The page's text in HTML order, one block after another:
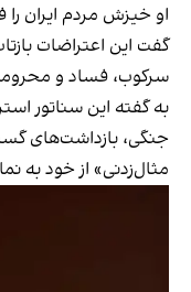
او خیزش مردم ایران
گفت این اعتراضات
سرکوب، فساد و
به گفته این سناتور
جنگی، بازداشت‌های
مثال‌زدنی» از خود به